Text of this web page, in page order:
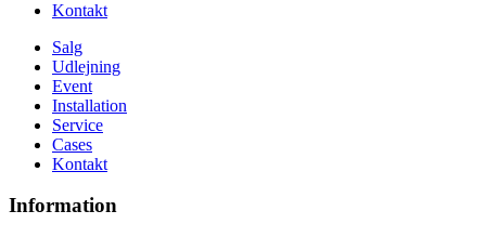
Kontakt
Salg
Udlejning
Event
Installation
Service
Cases
Kontakt
Information